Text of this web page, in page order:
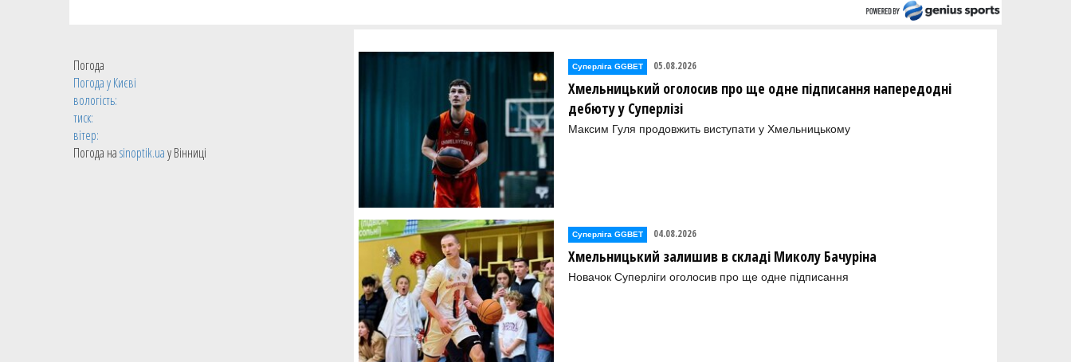
Погода
Погода уКиєві
вологість:
тиск:
вітер:
Погода наsinoptik.uaу Вінниці
Суперліга GGBET 05.08.2026
Хмельницький оголосив про ще одне підписання напередодні
дебюту у Суперлізі
Максим Гуля продовжить виступати у Хмельницькому
Суперліга GGBET 04.08.2026
Хмельницький залишив в складі Миколу Бачуріна
Новачок Суперліги оголосив про ще одне підписання